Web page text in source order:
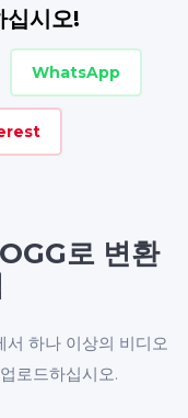
십시오!
WhatsApp
로 변환
서 하나 이상의 비디오
로드하십시오.